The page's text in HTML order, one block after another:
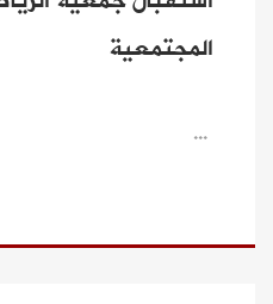
المجتمعية
...